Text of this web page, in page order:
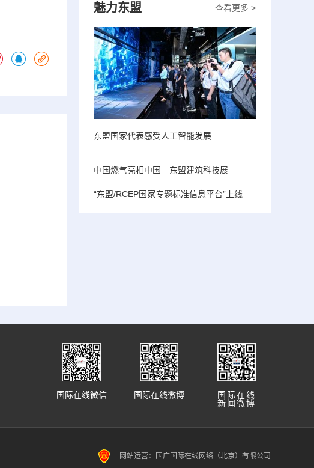
查看更多 >
魅力东盟
东盟国家代表感受人工智能发展
中国燃气亮相中国—东盟建筑科技展
“东盟/RCEP国家专题标准信息平台”上线
国际在线
新闻微博
国际在线微博
国际在线微信
网站运营：国广国际在线网络（北京）有限公司